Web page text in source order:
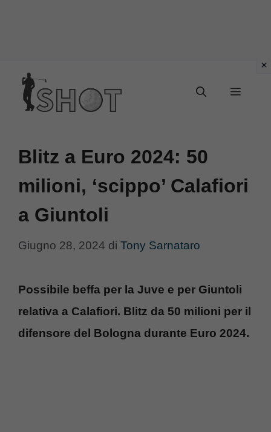
contenuto
Menu
Blitz a Euro 2024: 50
milioni, ‘scippo’ Calafiori
a Giuntoli
Giugno 28, 2024 di Tony Sarnataro
Possibile beffa per la Juve e per Giuntoli
relativa a Calafiori. Blitz da 50 milioni per il
difensore del Bologna durante Euro 2024.